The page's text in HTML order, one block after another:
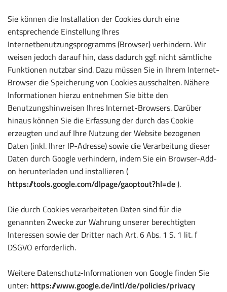
Sie können die Installation der Cookies durch eine
entsprechende Einstellung Ihres
Internetbenutzungsprogramms (Browser) verhindern. Wir
weisen jedoch darauf hin, dass dadurch ggf. nicht sämtliche
Funktionen nutzbar sind. Dazu müssen Sie in Ihrem Internet-
Browser die Speicherung von Cookies ausschalten. Nähere
Informationen hierzu entnehmen Sie bitte den
Benutzungshinweisen Ihres Internet-Browsers. Darüber
hinaus können Sie die Erfassung der durch das Cookie
erzeugten und auf Ihre Nutzung der Website bezogenen
Daten (inkl. Ihrer IP-Adresse) sowie die Verarbeitung dieser
Daten durch Google verhindern, indem Sie ein Browser-Add-
on herunterladen und installieren (
https://tools.google.com/dlpage/gaoptout?hl=de).
Die durch Cookies verarbeiteten Daten sind für die
genannten Zwecke zur Wahrung unserer berechtigten
Interessen sowie der Dritter nach Art. 6 Abs. 1 S. 1 lit. f
DSGVO erforderlich.
Weitere Datenschutz-Informationen von Google finden Sie
unter: https://www.google.de/intl/de/policies/privacy